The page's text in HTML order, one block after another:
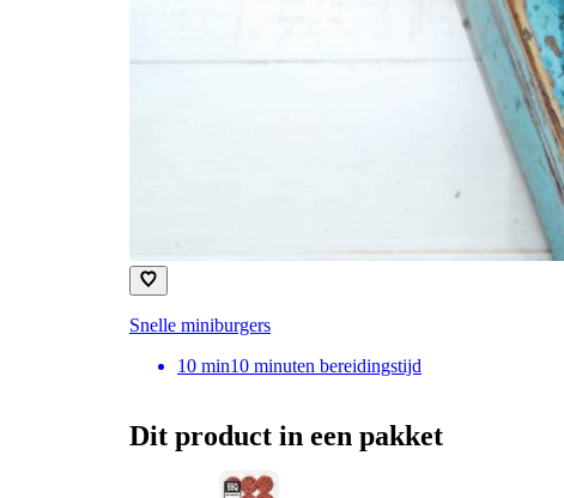
Snelle miniburgers
10 min10 minuten bereidingstijd
Dit product in een pakket